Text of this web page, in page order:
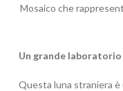
Mosaico che
Un grande
Questa luna straniera è